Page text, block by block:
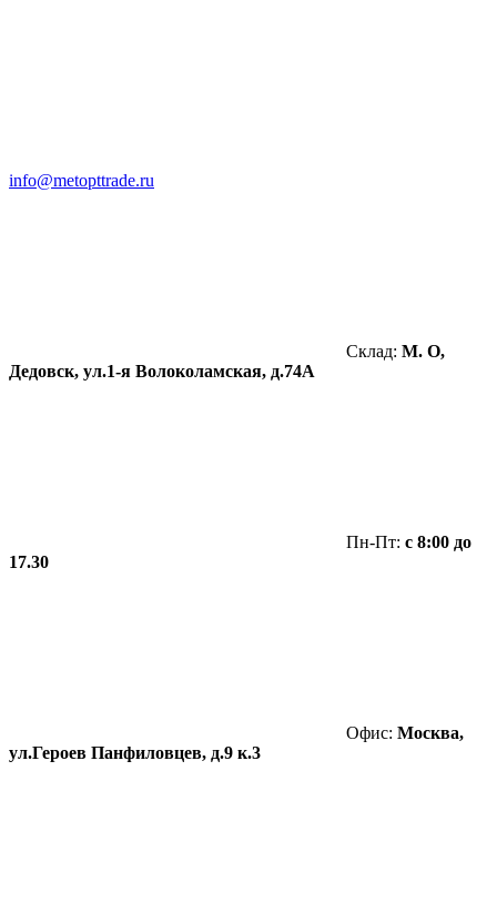
info@metopttrade.ru
Склад: М. О,
Дедовск, ул.1-я Волоколамская, д.74А
Пн-Пт: с 8:00 до
17.30
Офис: Москва,
ул.Героев Панфиловцев, д.9 к.3